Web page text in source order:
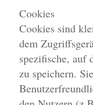
Cookies
Cookies sind
dem
spezifische, auf
zu speichern.